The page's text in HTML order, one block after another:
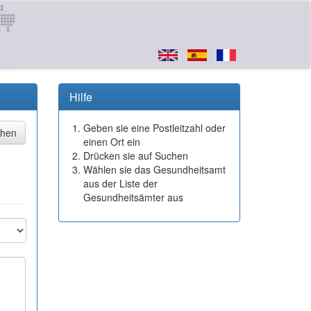
Hilfe
Geben sie eine Postleitzahl oder
einen Ort ein
Drücken sie auf Suchen
Wählen sie das Gesundheitsamt
aus der Liste der
Gesundheitsämter aus